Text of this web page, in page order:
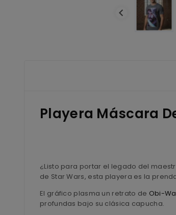
Playera Máscara
¿Listo para portar el legado del
de Star Wars, esta playera es la
El gráfico plasma un retrato de Obi-
profundas bajo su clásica capucha.